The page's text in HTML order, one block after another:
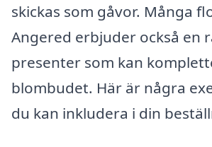
skickas som gåvor. Många
Angered erbjuder också en
presenter som kan
blombudet. Här är några
du kan inkludera i din